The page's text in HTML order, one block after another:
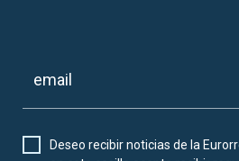
Deseo recibir noticias de la